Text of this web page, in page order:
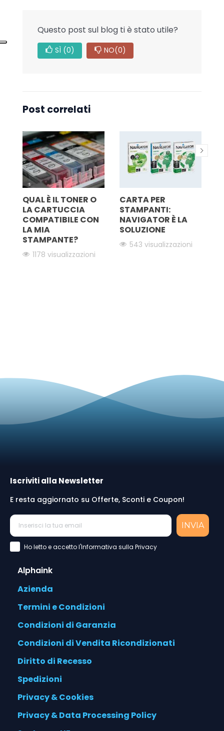
Questo post sul blog ti è stato utile?
SÌ (0) NO(0)
Post correlati
QUAL È IL TONER O
LA CARTUCCIA
COMPATIBILE CON
LA MIA
STAMPANTE?
1178 visualizzazioni
CARTA PER
STAMPANTI:
NAVIGATOR È LA
SOLUZIONE
543 visualizzazioni
Iscriviti alla Newsletter
E resta aggiornato su Offerte, Sconti e Coupon!
INVIA
Accettazione Privacy Policy
Ho letto e accetto l'Informativa sulla Privacy
Alphaink
Azienda
Termini e Condizioni
Condizioni di Garanzia
Condizioni di Vendita Ricondizionati
Diritto di Recesso
Spedizioni
Privacy & Cookies
Privacy & Data Processing Policy